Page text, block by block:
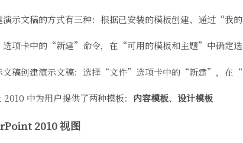
演示文稿的方式有三种：根据已安装的模板创建、通过“我
项卡中的“新建”命令，在“可用的模板和主题”中确定选
文稿创建演示文稿：选择“文件”选项卡中的“新建”，在“
中为用户提供了两种模板： 内容模板、 设计模板
2010 视图